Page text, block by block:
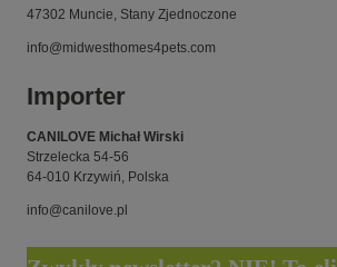
47302 Muncie, Stany Zjednoczone
info@midwesthomes4pets.com
Importer
CANILOVE Michał Wirski
Strzelecka 54-56
64-010 Krzywiń, Polska
info@canilove.pl